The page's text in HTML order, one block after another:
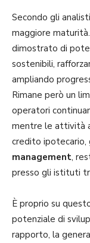
Secondo gli
maggiore
dimostrato di
sostenibili,
ampliando
Rimane però un
operatori
mentre le attività
credito
management,
presso gli istituti
È proprio su
potenziale di
rapporto, la